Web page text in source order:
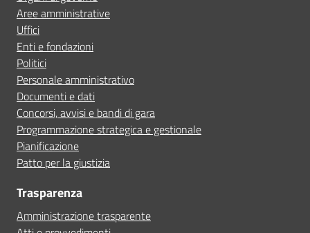
Aree amministrative
Uffici
Enti e fondazioni
Politici
Personale amministrativo
Documenti e dati
Concorsi, avvisi e bandi di gara
Programmazione strategica e gestionale
Pianificazione
Patto per la giustizia
Trasparenza
Amministrazione trasparente